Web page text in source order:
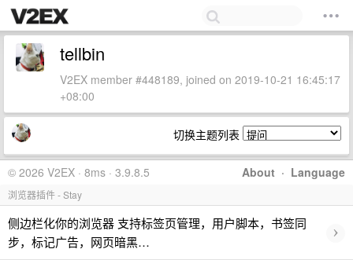
tellbin
V2EX member #448189, joined on 2019-10-21 16:45:17
+08:00
切换主题列表
About · Language
© 2026 V2EX · 8ms · 3.9.8.5
浏览器插件 - Stay
侧边栏化你的浏览器 支持标签页管理，用户脚本，书签同
步，标记广告，网页暗黑…
›